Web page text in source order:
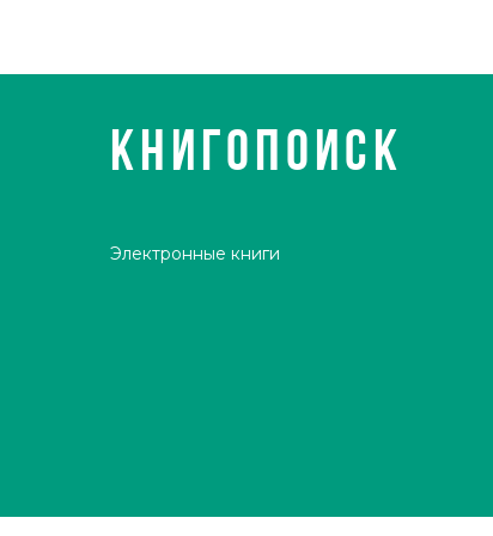
КНИГОПОИСК
Электронные книги